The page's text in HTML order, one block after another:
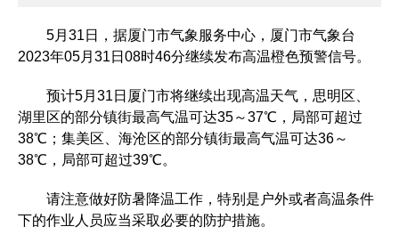
5月31日，据厦门市气象服务中心，厦门市气象台
2023年05月31日08时46分继续发布高温橙色预警信号。
预计5月31日厦门市将继续出现高温天气，思明区、
湖里区的部分镇街最高气温可达35～37℃，局部可超过
38℃；集美区、海沧区的部分镇街最高气温可达36～
38℃，局部可超过39℃。
请注意做好防暑降温工作，特别是户外或者高温条件
下的作业人员应当采取必要的防护措施。